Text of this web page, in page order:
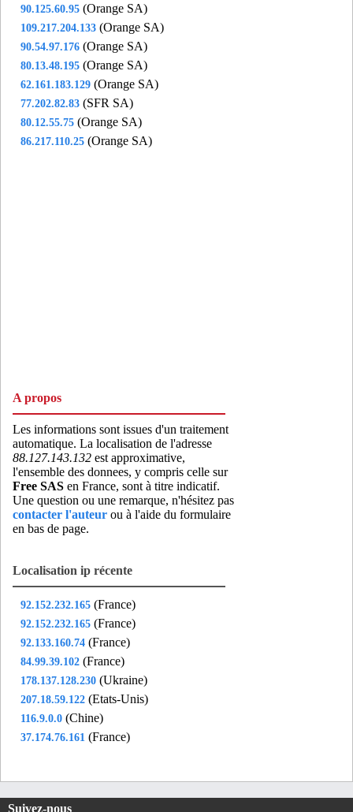
90.125.60.95 (Orange SA)
109.217.204.133 (Orange SA)
90.54.97.176 (Orange SA)
80.13.48.195 (Orange SA)
62.161.183.129 (Orange SA)
77.202.82.83 (SFR SA)
80.12.55.75 (Orange SA)
86.217.110.25 (Orange SA)
A propos
Les informations sont issues d'un traitement
automatique. La localisation de l'adresse
88.127.143.132 est approximative,
l'ensemble des donnees, y compris celle sur
Free SAS en France, sont à titre indicatif.
Une question ou une remarque, n'hésitez pas
contacter l'auteur ou à l'aide du formulaire
en bas de page.
Localisation ip récente
92.152.232.165 (France)
92.152.232.165 (France)
92.133.160.74 (France)
84.99.39.102 (France)
178.137.128.230 (Ukraine)
207.18.59.122 (Etats-Unis)
116.9.0.0 (Chine)
37.174.76.161 (France)
Suivez-nous